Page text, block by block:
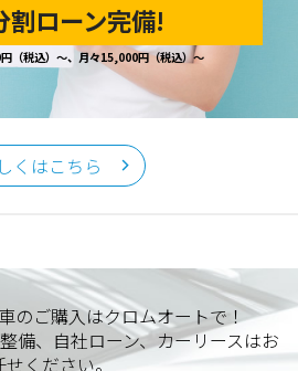
割ローン完備!
（税込）～、月々15,000円（税込）～
くはこちら
のご購入はクロムオートで！
備、自社ローン、カーリースはお
せください。